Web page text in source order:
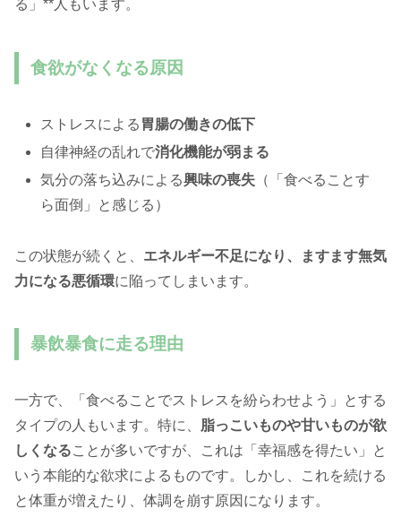
る」**人もいます。
食欲がなくなる原因
ストレスによる 胃腸の働きの低下
自律神経の乱れで消化機能が弱まる
気分の落ち込みによる興味の喪失 （「食べることす
ら面倒」と感じる）
この状態が続くと、 エネルギー不足になり、ますます無気
力になる悪循環に陥ってしまいます。
暴飲暴食に走る理由
一方で、「食べることでストレスを紛らわせよう」とする
タイプの人もいます。特に、 脂っこいものや甘いものが欲
しくなることが多いですが、これは「幸福感を得たい」と
いう本能的な欲求によるものです。しかし、これを続ける
と体重が増えたり、体調を崩す原因になります。